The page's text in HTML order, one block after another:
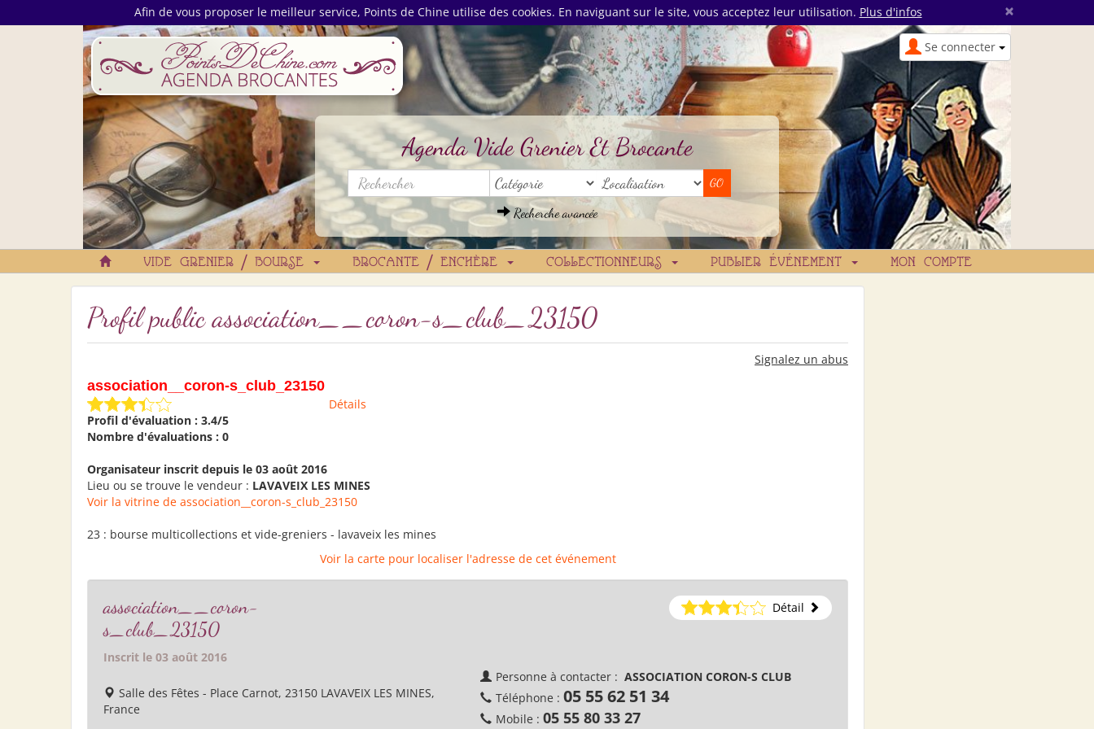
Afin de vous proposer le meilleur service, Points de Chine utilise des cookies. En naviguant sur le site, vous acceptez leur utilisation. Plus d'infos ×
Se connecter
Agenda Vide Grenier Et Brocante
Recherche avancée
VIDE GRENIER / BOURSE BROCANTE / ENCHÈRE COLLECTIONNEURS PUBLIER ÉVÉNEMENT MON COMPTE
Profil public association__coron-s_club_23150
Signalez un abus
association__coron-s_club_23150
Détails
Profil d'évaluation : 3.4/5
Nombre d'évaluations : 0
Organisateur inscrit depuis le 03 août 2016
Lieu ou se trouve le vendeur : LAVAVEIX LES MINES
Voir la vitrine de association__coron-s_club_23150
23 : bourse multicollections et vide-greniers - lavaveix les mines
Voir la carte pour localiser l'adresse de cet événement
association__coron-
s_club_23150
Détail
Inscrit le 03 août 2016
Salle des Fêtes - Place Carnot, 23150 LAVAVEIX LES MINES,
France
Personne à contacter : ASSOCIATION CORON-S CLUB
Téléphone : 05 55 62 51 34
Mobile : 05 55 80 33 27